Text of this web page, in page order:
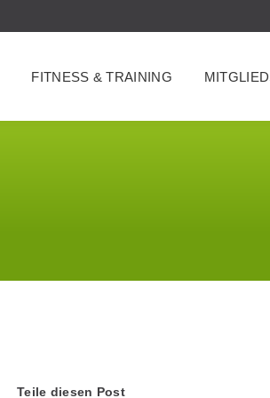
FITNESS & TRAINING
Teile diesen Post